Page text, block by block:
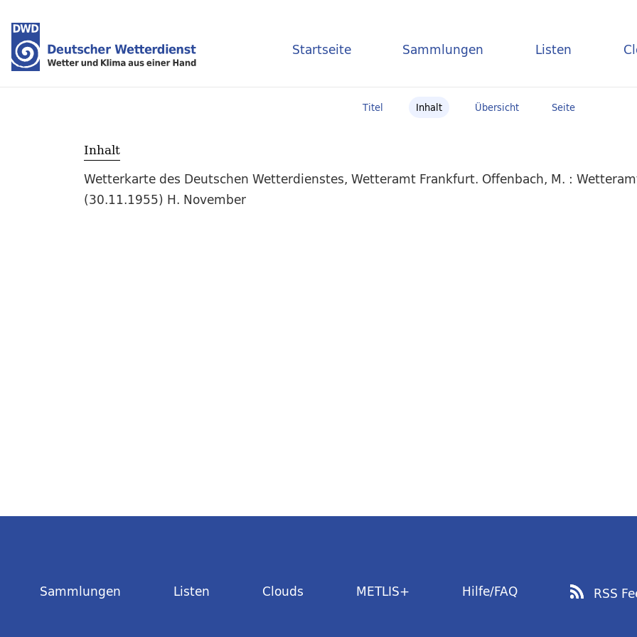
Startseite Sammlungen Listen
Titel Inhalt Übersicht Seite
Inhalt
Wetterkarte des Deutschen Wetterdienstes, Wetteramt Frankfurt. Offenbach, M. :
(30.11.1955) H. November
Sammlungen Listen Clouds METLIS+ Hilfe/FAQ RSS